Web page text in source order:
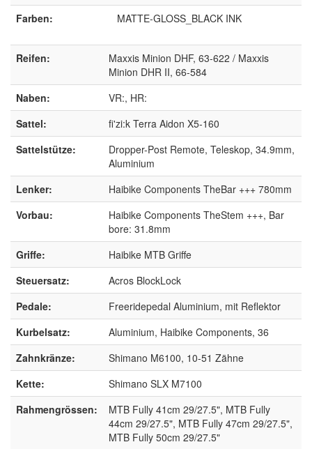
Farben:
MATTE-GLOSS_BLACK INK
Reifen:
Maxxis Minion DHF, 63-622 / Maxxis
Minion DHR II, 66-584
Naben:
VR:, HR:
Sattel:
fi'zi:k Terra Aidon X5-160
Sattelstütze:
Dropper-Post Remote, Teleskop, 34.9mm,
Aluminium
Lenker:
Haibike Components TheBar +++ 780mm
Vorbau:
Haibike Components TheStem +++, Bar
bore: 31.8mm
Griffe:
Haibike MTB Griffe
Steuersatz:
Acros BlockLock
Pedale:
Freeridepedal Aluminium, mit Reflektor
Kurbelsatz:
Aluminium, Haibike Components, 36
Zahnkränze:
Shimano M6100, 10-51 Zähne
Kette:
Shimano SLX M7100
Rahmengrössen:
MTB Fully 41cm 29/27.5", MTB Fully
44cm 29/27.5", MTB Fully 47cm 29/27.5",
MTB Fully 50cm 29/27.5"